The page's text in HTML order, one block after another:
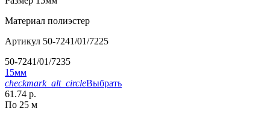
Материал полиэстер
Артикул 50-7241/01/7225
50-7241/01/7235
15мм
checkmark_alt_circleВыбрать
61.74 р.
По 25 м